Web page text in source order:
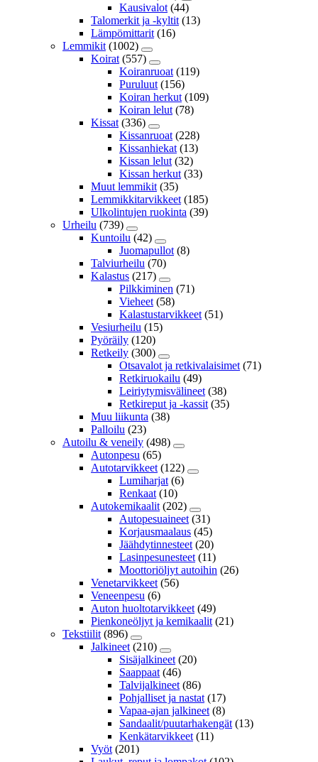
Kausivalot (44)
Talomerkit ja -kyltit (13)
Lämpömittarit (16)
Lemmikit (1002)
Koirat (557)
Koiranruoat (119)
Puruluut (156)
Koiran herkut (109)
Koiran lelut (78)
Kissat (336)
Kissanruoat (228)
Kissanhiekat (13)
Kissan lelut (32)
Kissan herkut (33)
Muut lemmikit (35)
Lemmikkitarvikkeet (185)
Ulkolintujen ruokinta (39)
Urheilu (739)
Kuntoilu (42)
Juomapullot (8)
Talviurheilu (70)
Kalastus (217)
Pilkkiminen (71)
Vieheet (58)
Kalastustarvikkeet (51)
Vesiurheilu (15)
Pyöräily (120)
Retkeily (300)
Otsavalot ja retkivalaisimet (71)
Retkiruokailu (49)
Leiriytymisvälineet (38)
Retkireput ja -kassit (35)
Muu liikunta (38)
Palloilu (23)
Autoilu & veneily (498)
Autonpesu (65)
Autotarvikkeet (122)
Lumiharjat (6)
Renkaat (10)
Autokemikaalit (202)
Autopesuaineet (31)
Korjausmaalaus (45)
Jäähdytinnesteet (20)
Lasinpesunesteet (11)
Moottoriöljyt autoihin (26)
Venetarvikkeet (56)
Veneenpesu (6)
Auton huoltotarvikkeet (49)
Pienkoneöljyt ja kemikaalit (21)
Tekstiilit (896)
Jalkineet (210)
Sisäjalkineet (20)
Saappaat (46)
Talvijalkineet (86)
Pohjalliset ja nastat (17)
Vapaa-ajan jalkineet (8)
Sandaalit/puutarhakengät (13)
Kenkätarvikkeet (11)
Vyöt (201)